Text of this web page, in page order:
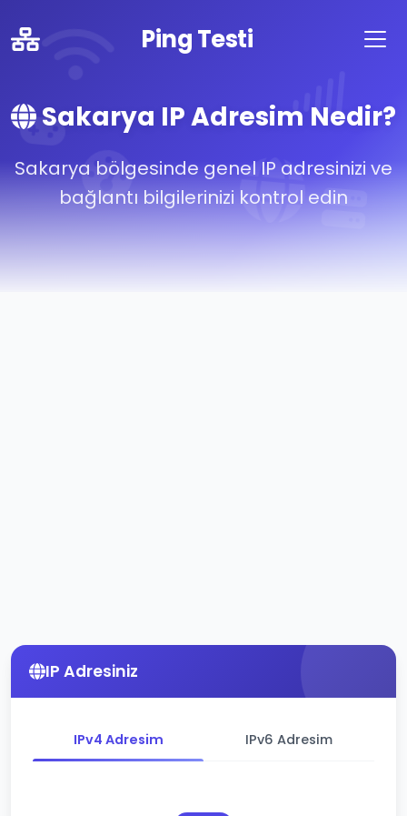
Ping Testi
Sakarya IP Adresim Nedir?
Sakarya bölgesinde genel IP adresinizi ve
bağlantı bilgilerinizi kontrol edin
IP Adresiniz
IPv4 Adresim IPv6 Adresim